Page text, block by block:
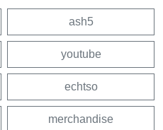
ash5
youtube
echtso
merchandise